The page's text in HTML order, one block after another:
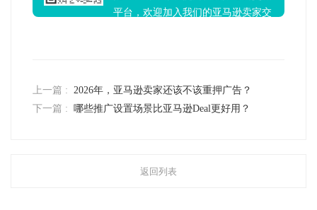
平台，欢迎加入我们的亚马逊卖家交
上一篇 :
2026年，亚马逊卖家还该不该重押广告？
下一篇 : 哪些推广设置场景比亚马逊Deal更好用？
返回列表